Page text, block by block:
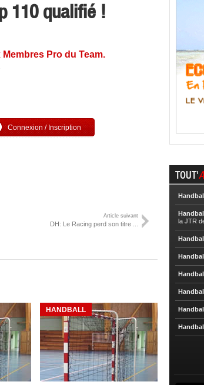
110 qualifié !
Pro du Team.
Connexion / Inscription
Article suivant
DH: Le Racing perd son titre ...
HANDBALL
TOUT'
Handball
Handball
la JTR
Handball
Handball
Handball
Handball
Handball
Handball